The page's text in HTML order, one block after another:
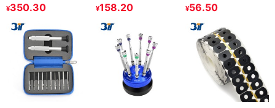
¥350.30 ¥158.20 ¥56.50